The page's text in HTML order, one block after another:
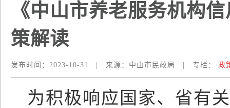
《中山市养老服务机构
策解读
发布时间： 2023-10-31 来源： 中山市民政局 专栏： 政
为积极响应国家、省有